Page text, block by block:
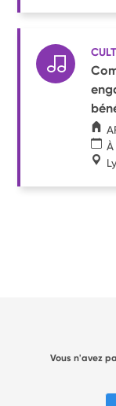
Vous n'avez